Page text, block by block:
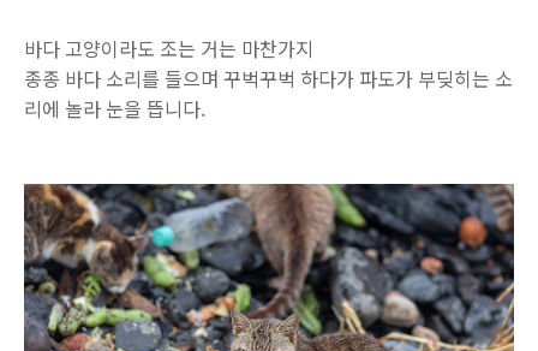
바다 고양이라도 조는 거는 마찬가지
종종 바다 소리를 들으며 꾸벅꾸벅 하다가 파도가 부딪히는 소
리에 놀라 눈을 뜹니다.